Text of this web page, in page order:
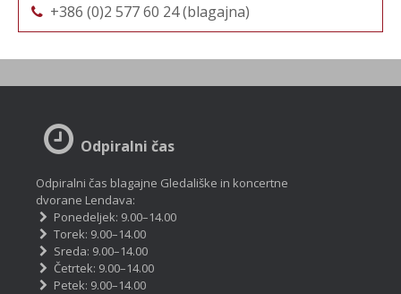
+386 (0)2 577 60 24 (blagajna)
Odpiralni čas
Odpiralni čas blagajne Gledališke in koncertne
dvorane Lendava:
Ponedeljek: 9.00–14.00
Torek: 9.00–14.00
Sreda: 9.00–14.00
Četrtek: 9.00–14.00
Petek: 9.00–14.00